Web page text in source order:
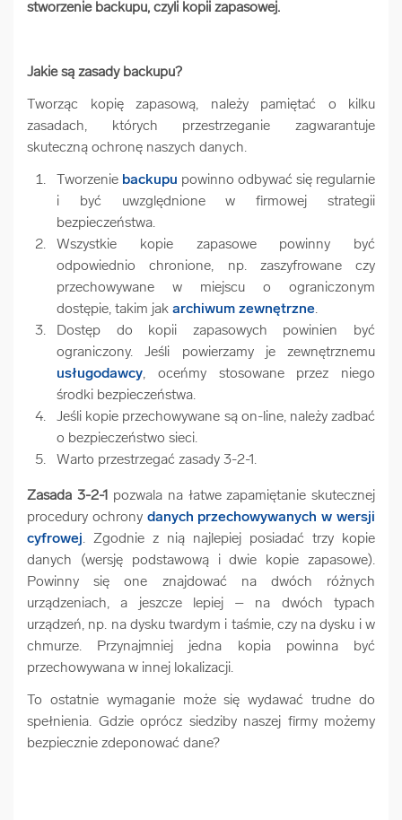
stworzenie backupu, czyli kopii zapasowej.
Jakie są zasady backupu?
Tworząc kopię zapasową, należy pamiętać o kilku
zasadach, których przestrzeganie zagwarantuje
skuteczną ochronę naszych danych.
Tworzenie backupu powinno odbywać się regularnie
i być uwzględnione w firmowej strategii
bezpieczeństwa.
Wszystkie kopie zapasowe powinny być
odpowiednio chronione, np. zaszyfrowane czy
przechowywane w miejscu o ograniczonym
dostępie, takim jak archiwum zewnętrzne.
Dostęp do kopii zapasowych powinien być
ograniczony. Jeśli powierzamy je zewnętrznemu
usługodawcy, oceńmy stosowane przez niego
środki bezpieczeństwa.
Jeśli kopie przechowywane są on-line, należy zadbać
o bezpieczeństwo sieci.
Warto przestrzegać zasady 3-2-1.
Zasada 3-2-1 pozwala na łatwe zapamiętanie skutecznej
procedury ochrony danych przechowywanych w wersji
cyfrowej. Zgodnie z nią najlepiej posiadać trzy kopie
danych (wersję podstawową i dwie kopie zapasowe).
Powinny się one znajdować na dwóch różnych
urządzeniach, a jeszcze lepiej – na dwóch typach
urządzeń, np. na dysku twardym i taśmie, czy na dysku i w
chmurze. Przynajmniej jedna kopia powinna być
przechowywana w innej lokalizacji.
To ostatnie wymaganie może się wydawać trudne do
spełnienia. Gdzie oprócz siedziby naszej firmy możemy
bezpiecznie zdeponować dane?